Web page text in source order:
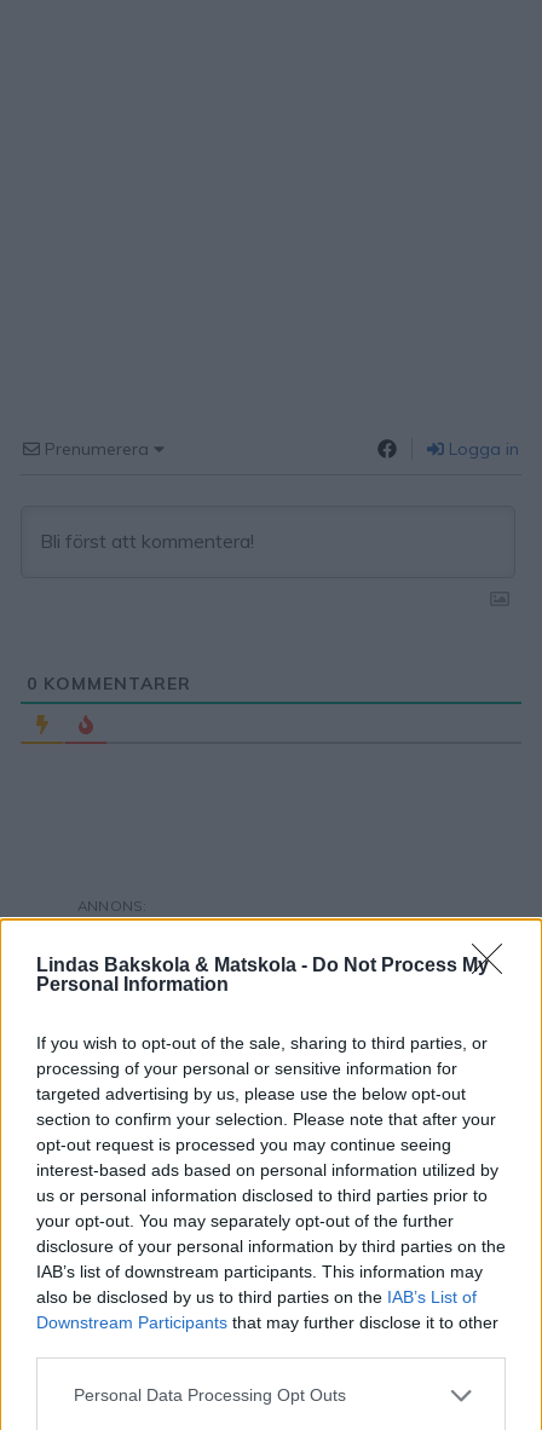
Lindas Bakskola & Matskola - Do Not Process My
Personal Information
If you wish to opt-out of the sale, sharing to third parties, or
processing of your personal or sensitive information for
targeted advertising by us, please use the below opt-out
section to confirm your selection. Please note that after your
opt-out request is processed you may continue seeing
interest-based ads based on personal information utilized by
us or personal information disclosed to third parties prior to
your opt-out. You may separately opt-out of the further
disclosure of your personal information by third parties on the
IAB’s list of downstream participants. This information may
also be disclosed by us to third parties on the IAB’s List of
Downstream Participants that may further disclose it to other
Personal Data Processing Opt Outs
Prenumerera Logga in
0 KOMMENTARER